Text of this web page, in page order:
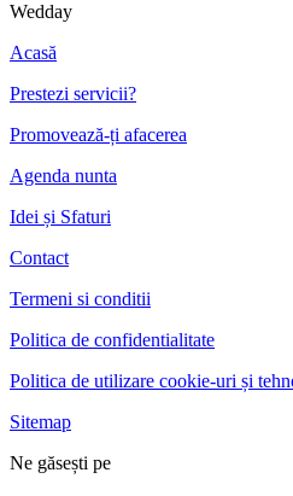
Wedday
Acasă
Prestezi servicii?
Promovează-ți afacerea
Agenda nunta
Idei și Sfaturi
Contact
Termeni si conditii
Politica de confidentialitate
Politica de utilizare cookie-uri și
Sitemap
Ne găsești pe